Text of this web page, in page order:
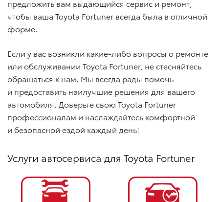
предложить вам выдающийся сервис и ремонт,
чтобы ваша Toyota Fortuner всегда была в отличной
форме.
Если у вас возникли какие-либо вопросы о ремонте
или обслуживании Toyota Fortuner, не стесняйтесь
обращаться к нам. Мы всегда рады помочь
и предоставить наилучшие решения для вашего
автомобиля. Доверьте свою Toyota Fortuner
профессионалам и наслаждайтесь комфортной
и безопасной ездой каждый день!
Услуги автосервиса для Toyota Fortuner